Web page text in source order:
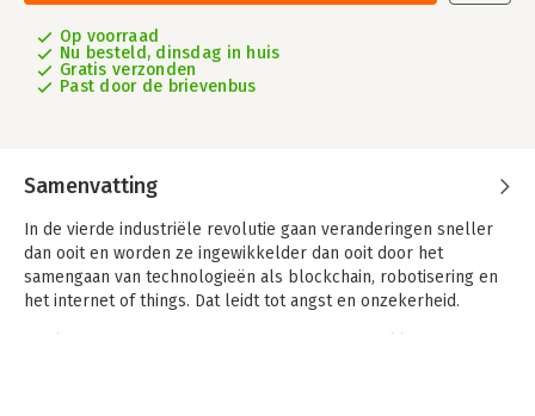
Op voorraad
Nu besteld, dinsdag in huis
Gratis verzonden
Past door de brievenbus
Samenvatting
In de vierde industriële revolutie gaan veranderingen sneller
dan ooit en worden ze ingewikkelder dan ooit door het
samengaan van technologieën als blockchain, robotisering en
het internet of things. Dat leidt tot angst en onzekerheid.